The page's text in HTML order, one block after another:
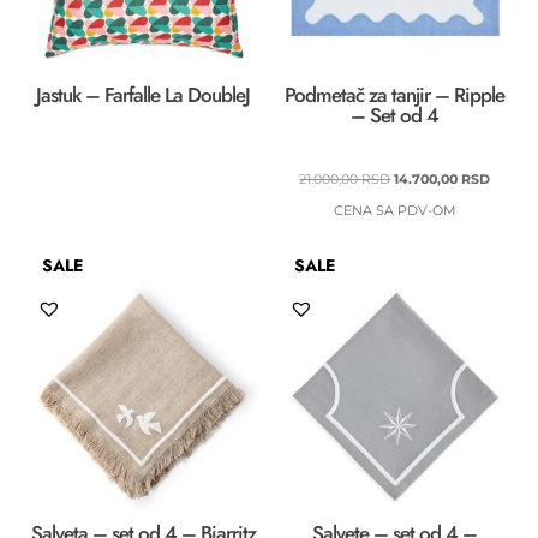
Jastuk – Farfalle La DoubleJ Podmetač za tanjir – Ripple
– Set od 4
21.000,00RSDORIGINALNA
CENA
21.000,00 RSD.
14.700,00 RSD
CENA SA PDV-OM
SALE SALE